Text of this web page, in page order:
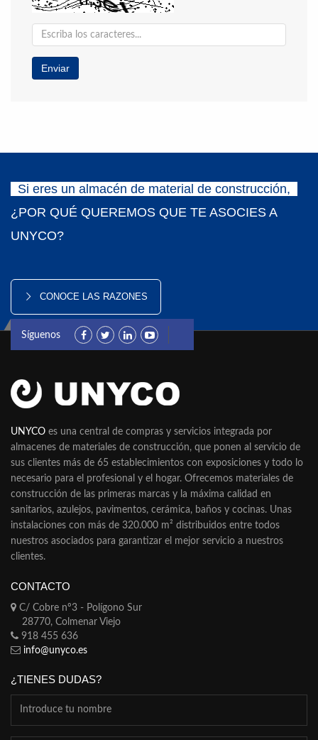
Enviar
Si eres un almacén de material de construcción,
¿POR QUÉ QUEREMOS QUE TE ASOCIES A
UNYCO?
CONOCE LAS RAZONES
Síguenos
UNYCO es una central de compras y servicios integrada por
almacenes de materiales de construcción, que ponen al servicio de
sus clientes más de 65 establecimientos con exposiciones y todo lo
necesario para el profesional y el hogar. Ofrecemos materiales de
construcción de las primeras marcas y la máxima calidad en
sanitarios, azulejos, pavimentos, cerámica, baños y cocinas. Unas
instalaciones con más de 320.000 m² distribuidos entre todos
nuestros asociados para garantizar el mejor servicio a nuestros
clientes.
CONTACTO
C/ Cobre nº3 - Polígono Sur
28770, Colmenar Viejo
918 455 636
info@unyco.es
¿TIENES DUDAS?